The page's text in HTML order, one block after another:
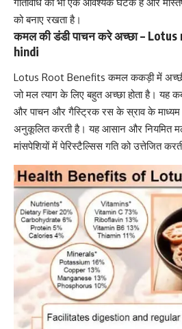
को बनाए रखता है।
कमल की डंडी पाचन करे अच्छा –
hindi
Lotus Root Benefits कमल ककड़ी में अच्छी
जो मल त्याग के लिए बहुत अच्छा होता है। यह
और पाचन औरगैस्ट्रिकरस के स्राव के माध्यम
अनुकूलित करती है। यह आसान और नियमित
मांसपेशियों में पेरिस्टैल्सिस गति को उत्तेजित